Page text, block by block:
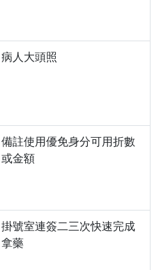
病人大頭照
備註使用優免身分可用折數
或金額
掛號室連簽二三次快速完成
拿藥